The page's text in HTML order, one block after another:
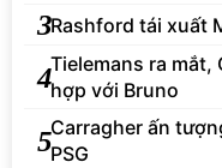
3Rashford tái xuất
4Tielemans ra mắt,
hợp với Bruno
5Carragher ấn
PSG